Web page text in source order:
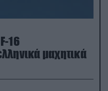
16
μαχητικά